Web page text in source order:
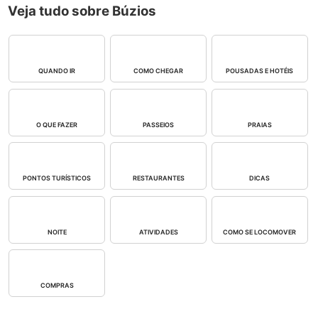
Veja tudo sobre Búzios
QUANDO IR COMO CHEGAR POUSADAS E HOTÉIS
O QUE FAZER PASSEIOS PRAIAS
PONTOS TURÍSTICOS RESTAURANTES DICAS
NOITE ATIVIDADES COMO SE LOCOMOVER
COMPRAS